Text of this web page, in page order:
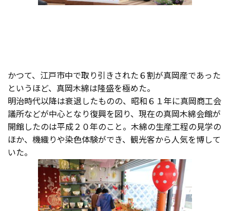
かつて、江戸市中で取り引きされた６割が真岡産であった
というほど、真岡木綿は隆盛を極めた。
明治時代以降は衰退したものの、昭和６１年に真岡商工会
議所などが中心となり復興を図り、現在の真岡木綿会館が
開館したのは平成２０年のこと。木綿の生産工程の見学の
ほか、機織りや染色体験ができ、観光客から人気を博して
いた。